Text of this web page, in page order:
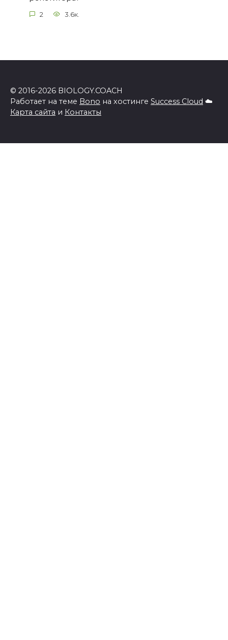
2 3.6к.
© 2016-2026 BIOLOGY.COACH
Работает на теме Bono на хостинге Success Cloud ☁️
Карта сайта и Контакты